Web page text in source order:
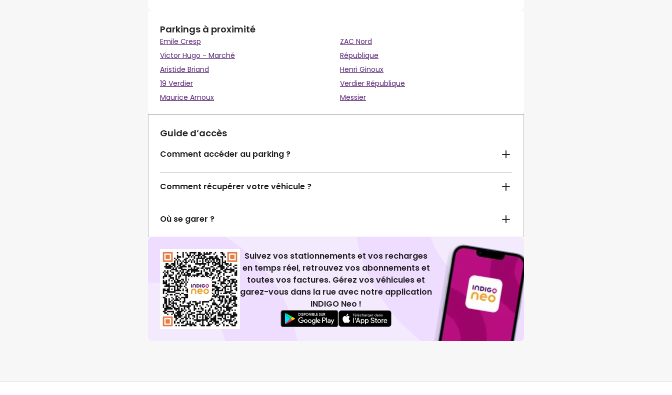
Parkings à proximité
Emile Cresp
ZAC Nord
Victor Hugo - Marché
République
Aristide Briand
Henri Ginoux
19 Verdier
Verdier République
Maurice Arnoux
Messier
Guide d’accès
Comment accéder au parking ?
Comment récupérer votre véhicule ?
Où se garer ?
Suivez vos stationnements et vos recharges
en temps réel, retrouvez vos abonnements et
toutes vos factures. Gérez vos véhicules et
garez-vous dans la rue avec notre application
INDIGO Neo !